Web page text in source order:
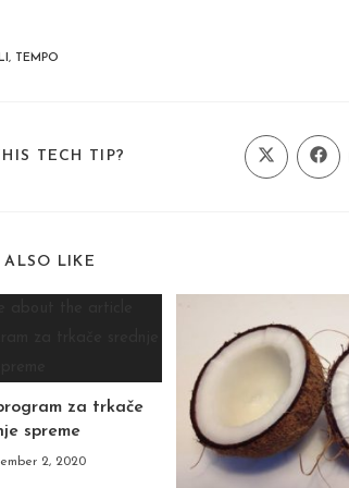
, TEMPO
TECH TIP?
Opens
in
in
LIKE
za trkače
spreme
2, 2020